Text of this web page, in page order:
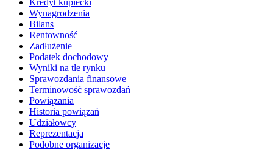
Kredyt kupiecki
Wynagrodzenia
Bilans
Rentowność
Zadłużenie
Podatek dochodowy
Wyniki na tle rynku
Sprawozdania finansowe
Terminowość sprawozdań
Powiązania
Historia powiązań
Udziałowcy
Reprezentacja
Podobne organizacje